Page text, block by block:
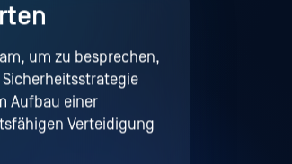
um zu besprechen,
Sicherheitsstrategie
Aufbau einer
Verteidigung